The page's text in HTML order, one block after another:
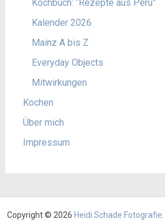
Kochbuch: “Rezepte aus Peru”
Kalender 2026
Mainz A bis Z
Everyday Objects
Mitwirkungen
Kochen
Über mich
Impressum
Copyright © 2026 Heidi Schade Fotografie